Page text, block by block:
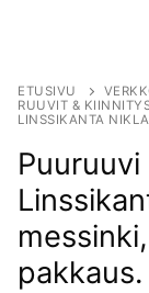
ETUSIVU
RUUVIT &
LINSSIKANTA
pakkaus.